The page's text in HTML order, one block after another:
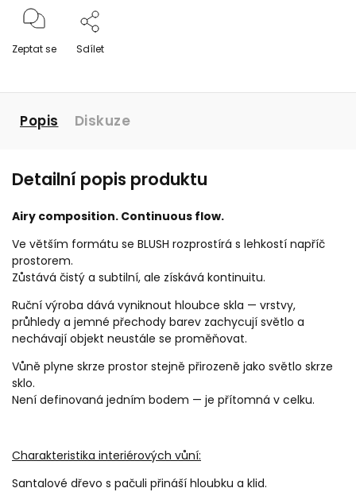
Zeptat se Sdílet
Popis Diskuze
Detailní popis produktu
Airy composition. Continuous flow.
Ve větším formátu se BLUSH rozprostírá s lehkostí napříč
prostorem.
Zůstává čistý a subtilní, ale získává kontinuitu.
Ruční výroba dává vyniknout hloubce skla — vrstvy,
průhledy a jemné přechody barev zachycují světlo a
nechávají objekt neustále se proměňovat.
Vůně plyne skrze prostor stejně přirozeně jako světlo skrze
sklo.
Není definovaná jedním bodem — je přítomná v celku.
Charakteristika interiérových vůní:
Santalové dřevo s pačuli přináší hloubku a klid.